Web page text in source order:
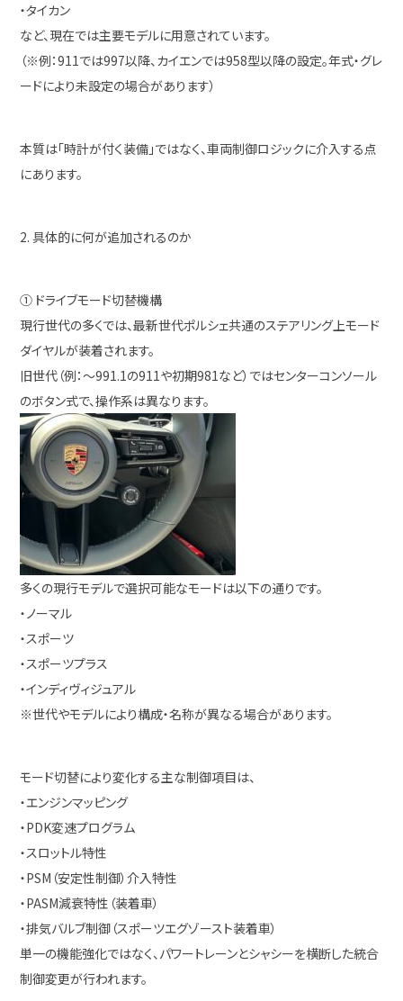
・タイカン
など、現在では主要モデルに用意されています。
（※例：911では997以降、カイエンでは958型以降の設定。年式・グレ
ードにより未設定の場合があります）
本質は「時計が付く装備」ではなく、車両制御ロジックに介入する点
にあります。
2. 具体的に何が追加されるのか
① ドライブモード切替機構
現行世代の多くでは、最新世代ポルシェ共通のステアリング上モード
ダイヤルが装着されます。
旧世代（例：～991.1の911や初期981など）ではセンターコンソール
のボタン式で、操作系は異なります。
多くの現行モデルで選択可能なモードは以下の通りです。
・ノーマル
・スポーツ
・スポーツプラス
・インディヴィジュアル
※世代やモデルにより構成・名称が異なる場合があります。
モード切替により変化する主な制御項目は、
・エンジンマッピング
・PDK変速プログラム
・スロットル特性
・PSM（安定性制御）介入特性
・PASM減衰特性（装着車）
・排気バルブ制御（スポーツエグゾースト装着車）
単一の機能強化ではなく、パワートレーンとシャシーを横断した統合
制御変更が行われます。